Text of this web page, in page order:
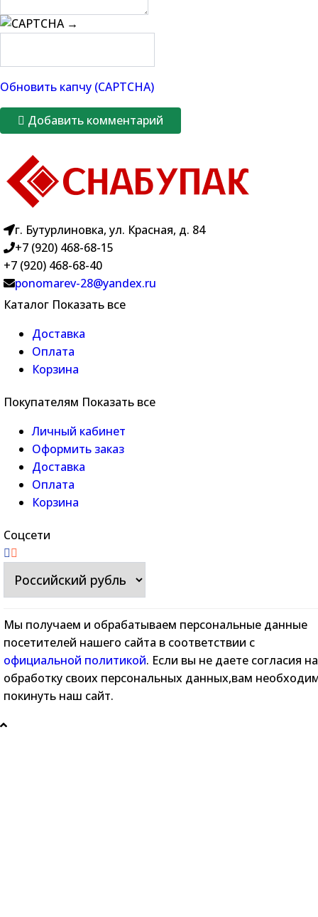
→
Обновить капчу (CAPTCHA)
Добавить комментарий
г. Бутурлиновка, ул. Красная, д. 84
+7 (920) 468-68-15
+7 (920) 468-68-40
ponomarev-28@yandex.ru
Каталог Показать все
Доставка
Оплата
Корзина
Покупателям Показать все
Личный кабинет
Оформить заказ
Доставка
Оплата
Корзина
Соцсети
Мы получаем и обрабатываем персональные данные
посетителей нашего сайта в соответствии с
официальной политикой. Если вы не даете согласия на
обработку своих персональных данных,вам
покинуть наш сайт.